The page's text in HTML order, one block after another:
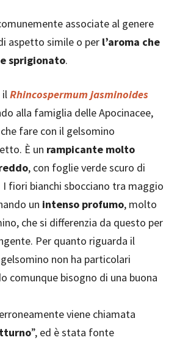
associate al genere
aspetto simile o per l’aroma che
sprigionato.
ilRhincospermum jasminoides
alla famiglia delle Apocinacee,
fare con il gelsomino
È un rampicante molto
, con foglie verde scuro di
fiori bianchi sbocciano tra maggio
un intenso profumo, molto
che si differenzia da questo per
Per quanto riguarda il
non ha particolari
comunque bisogno di una buona
viene chiamata
”, ed è stata fonte